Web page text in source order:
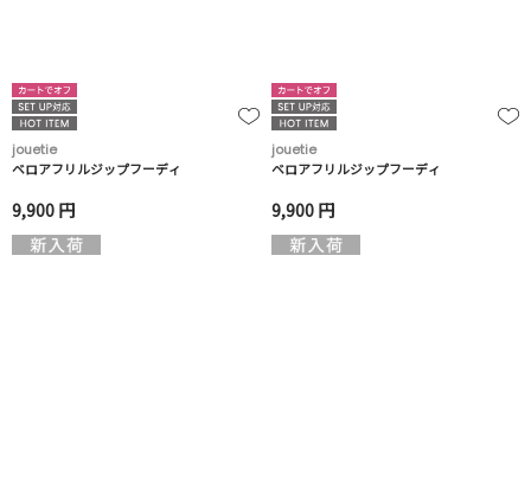
jouetie
ベロアフリルジップフーディ
9,900 円
jouetie
ベロアフリルジップフーディ
9,900 円